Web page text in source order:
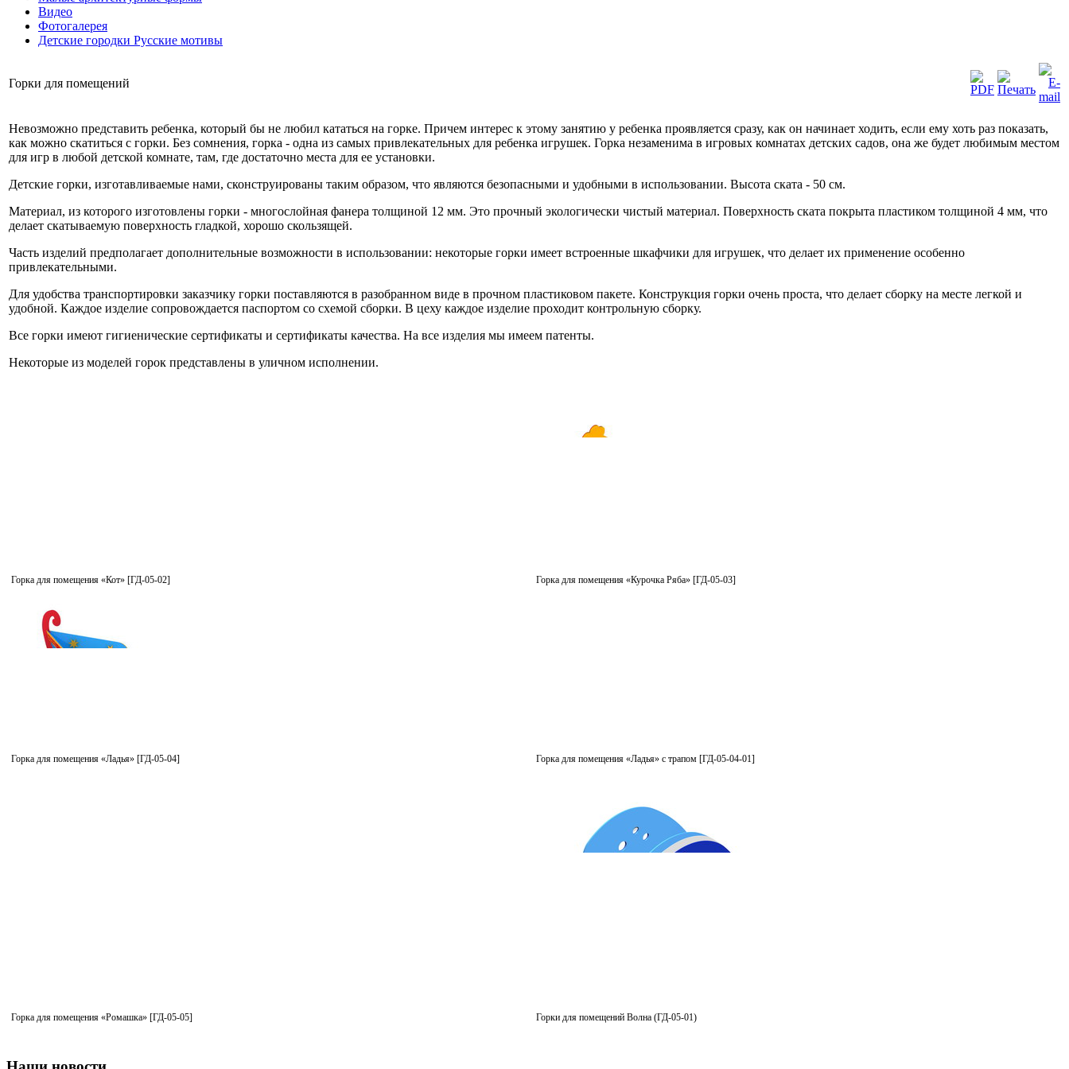
Видео
Фотогалерея
Детские городки Русские мотивы
Горки для помещений
Невозможно представить ребенка, который бы не любил кататься на горке. Причем интерес к этому занятию у ребенка проявляется сразу, как он начинает ходить, если ему хоть раз показать,
как можно скатиться с горки. Без сомнения, горка - одна из самых привлекательных для ребенка игрушек. Горка незаменима в игровых комнатах детских садов, она же будет любимым местом
для игр в любой детской комнате, там, где достаточно места для ее установки.
Детские горки, изготавливаемые нами, сконструированы таким образом, что являются безопасными и удобными в использовании. Высота ската - 50 см.
Материал, из которого изготовлены горки - многослойная фанера толщиной 12 мм. Это прочный экологически чистый материал. Поверхность ската покрыта пластиком толщиной 4 мм, что
делает скатываемую поверхность гладкой, хорошо скользящей.
Часть изделий предполагает дополнительные возможности в использовании: некоторые горки имеет встроенные шкафчики для игрушек, что делает их применение особенно
привлекательными.
Для удобства транспортировки заказчику горки поставляются в разобранном виде в прочном пластиковом пакете. Конструкция горки очень проста, что делает сборку на месте легкой и
удобной. Каждое изделие сопровождается паспортом со схемой сборки. В цеху каждое изделие проходит контрольную сборку.
Все горки имеют гигиенические сертификаты и сертификаты качества. На все изделия мы имеем патенты.
Некоторые из моделей горок представлены в уличном исполнении.
Горка для помещения «Кот» [ГД-05-02] Горка для помещения «Курочка Ряба» [ГД-05-03]
Горка для помещения «Ладья» [ГД-05-04] Горка для помещения «Ладья» с трапом [ГД-05-04-01]
Горка для помещения «Ромашка» [ГД-05-05] Горки для помещений Волна (ГД-05-01)